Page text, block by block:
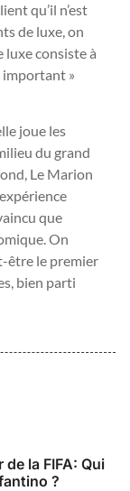
qu’il n’est
de luxe, on
luxe consiste à
important »
joue les
du grand
Le Marion
que
On
être le premier
bien parti
la FIFA: Qui
?